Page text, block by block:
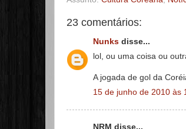
23 comentários:
Nunks disse...
lol, ou uma coisa ou
A jogada de gol da
15 de junho de 2010 às
NRM disse...